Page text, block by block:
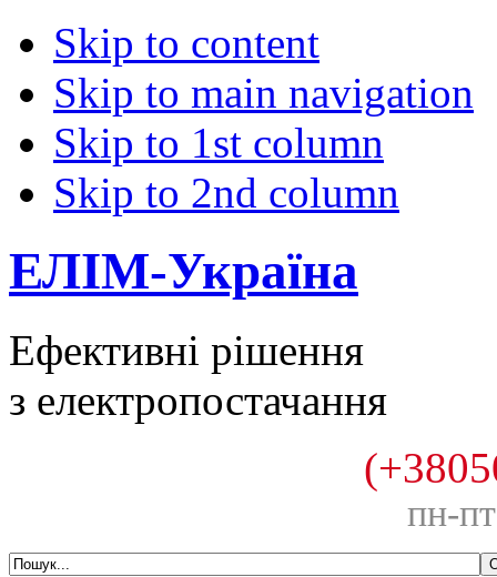
Skip to content
Skip to main navigation
Skip to 1st column
Skip to 2nd column
ЕЛІМ-Україна
Ефективні рішення
з електропостачання
пн-